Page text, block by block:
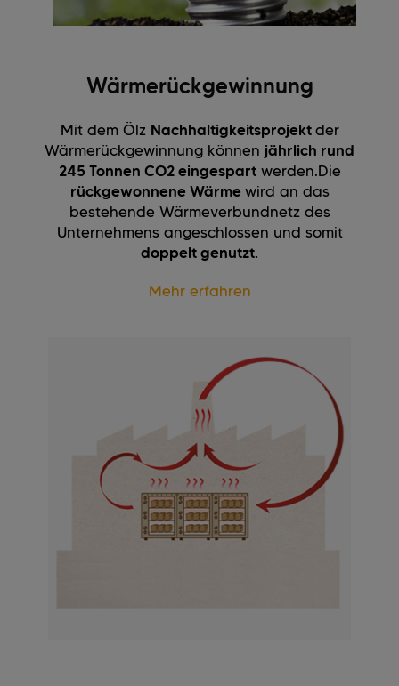
Wärmerückgewinnung
Mit dem Ölz Nachhaltigkeitsprojekt der
Wärmerückgewinnung können jährlich rund
245 Tonnen CO2eingespartwerden.Die
rückgewonnene Wärme wird an das
bestehende Wärmeverbundnetz des
Unternehmens angeschlossen und somit
doppelt genutzt.
Mehr erfahren